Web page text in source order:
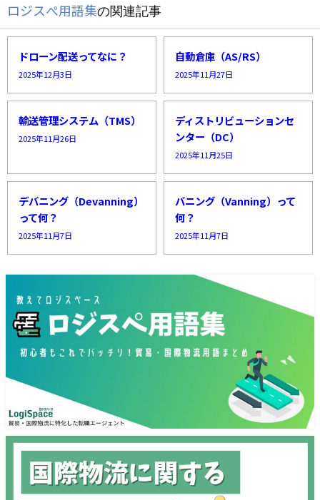
ロジスぺ用語集の関連記事
ドローン配送ってなに？
2025年12月3日
自動倉庫（AS/RS）
2025年11月27日
輸送管理システム（TMS）
2025年11月26日
ディストリビューションセ
ンター（DC）
2025年11月25日
デバニング（Devanning）
って何？
2025年11月7日
バニング（Vanning）って
何？
2025年11月7日